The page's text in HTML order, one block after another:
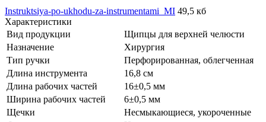
Instruktsiya-po-ukhodu-za-instrumentami_MI 49,5 кб
Характеристики
Вид продукции
Щипцы для верхней челюсти
Назначение
Хирургия
Тип ручки
Перфорированная, облегченная
Длина инструмента
16,8 см
Длина рабочих частей
16±0,5 мм
Ширина рабочих частей
6±0,5 мм
Щечки
Несмыкающиеся, укороченные